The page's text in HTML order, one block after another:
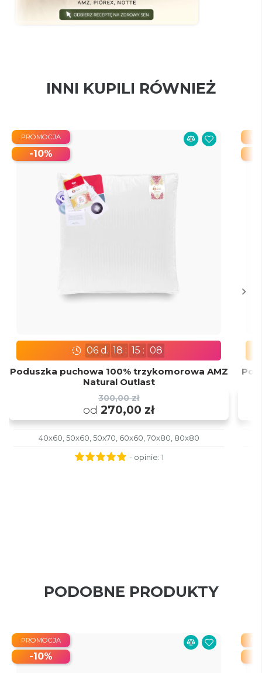
INNI KUPILI RÓWNIEŻ
06 d. 18 : 15 : 07
Poduszka puchowa 100% trzykomorowa AMZ
Natural Outlast
300,00 zł
od 270,00 zł
40x60, 50x60, 50x70, 60x60, 70x80, 80x80
PROMOCJA
-10%
- opinie: 1
PODOBNE PRODUKTY
PROMOCJA
-10%